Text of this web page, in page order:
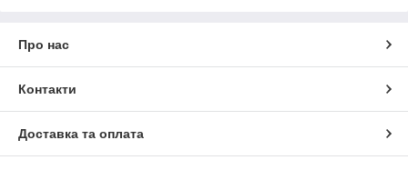
Про нас
Контакти
Доставка та оплата